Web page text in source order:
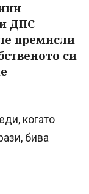
ДПС
премисли
си
когато
бива